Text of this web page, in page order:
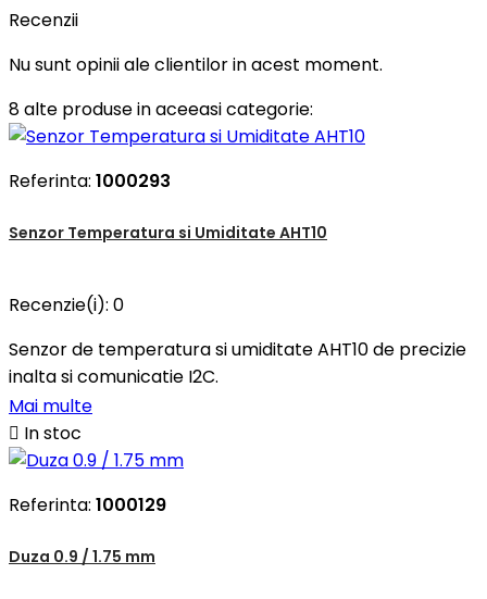
Recenzii
Nu sunt opinii ale clientilor in acest moment.
8 alte produse in aceeasi categorie:
Referinta: 1000293
Senzor Temperatura si Umiditate AHT10
Recenzie(i): 0
Senzor de temperatura si umiditate AHT10 de precizie
inalta si comunicatie I2C.
Mai multe
 In stoc
Referinta: 1000129
Duza 0.9 / 1.75 mm